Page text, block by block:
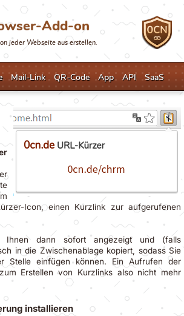
Add-on
jeder Webseite aus erstellen.
Mail-Link QR-Code App API SaaS
Icon, einen Kurzlink zur aufgerufenen
Ihnen dann sofort angezeigt und (falls
in die Zwischenablage kopiert, sodass Sie
Stelle einfügen können. Ein Aufrufen der
Erstellen von Kurzlinks also nicht mehr
installieren